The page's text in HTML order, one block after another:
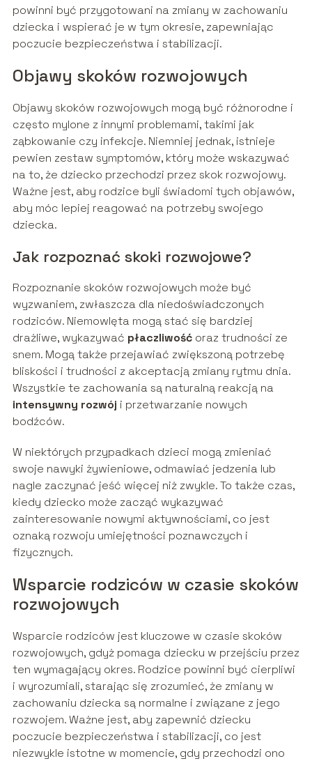
powinni być przygotowani na zmiany w zachowaniu
dziecka i wspierać je w tym okresie, zapewniając
poczucie bezpieczeństwa i stabilizacji.
Objawy skoków rozwojowych
Objawy skoków rozwojowych mogą być różnorodne i
często mylone z innymi problemami, takimi jak
ząbkowanie czy infekcje. Niemniej jednak, istnieje
pewien zestaw symptomów, który może wskazywać
na to, że dziecko przechodzi przez skok rozwojowy.
Ważne jest, aby rodzice byli świadomi tych objawów,
aby móc lepiej reagować na potrzeby swojego
dziecka.
Jak rozpoznać skoki rozwojowe?
Rozpoznanie skoków rozwojowych może być
wyzwaniem, zwłaszcza dla niedoświadczonych
rodziców. Niemowlęta mogą stać się bardziej
drażliwe, wykazywać płaczliwośćoraz trudności ze
snem. Mogą także przejawiać zwiększoną potrzebę
bliskości i trudności z akceptacją zmiany rytmu dnia.
Wszystkie te zachowania są naturalną reakcją na
intensywny rozwój i przetwarzanie nowych
bodźców.
W niektórych przypadkach dzieci mogą zmieniać
swoje nawyki żywieniowe, odmawiać jedzenia lub
nagle zaczynać jeść więcej niż zwykle. To także czas,
kiedy dziecko może zacząć wykazywać
zainteresowanie nowymi aktywnościami, co jest
oznaką rozwoju umiejętności poznawczych i
fizycznych.
Wsparcie rodziców w czasie skoków
rozwojowych
Wsparcie rodziców jest kluczowe w czasie skoków
rozwojowych, gdyż pomaga dziecku w przejściu przez
ten wymagający okres. Rodzice powinni być cierpliwi
i wyrozumiali, starając się zrozumieć, że zmiany w
zachowaniu dziecka są normalne i związane z jego
rozwojem. Ważne jest, aby zapewnić dziecku
poczucie bezpieczeństwa i stabilizacji, co jest
niezwykle istotne w momencie, gdy przechodzi ono